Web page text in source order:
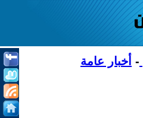
- أخبار عامة